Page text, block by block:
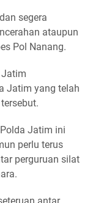
segera
ataupun
Pol Nanang.
Jatim
Jatim yang telah
Jatim ini
perlu terus
perguruan silat